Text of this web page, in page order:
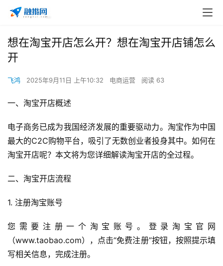
想在淘宝开店怎么开？想在淘宝开店铺怎么
开
飞鸿 2025年9月11日 上午10:32 电商运营 阅读 63
一、淘宝开店概述
电子商务已成为我国经济发展的重要驱动力。淘宝作为中国
最大的C2C购物平台，吸引了无数创业者投身其中。如何在
淘宝开店呢？本文将为您详细解读淘宝开店的全过程。
二、淘宝开店流程
1. 注册淘宝账号
您需要注册一个淘宝账号。登录淘宝官网
（www.taobao.com），点击“免费注册”按钮，按照提示填
写相关信息，完成注册。